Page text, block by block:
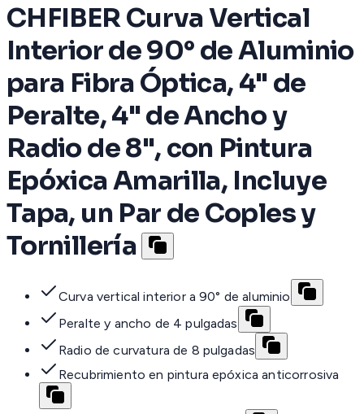
CHFIBER Curva Vertical
Interior de 90° de Aluminio
para Fibra Óptica, 4" de
Peralte, 4" de Ancho y
Radio de 8", con Pintura
Epóxica Amarilla, Incluye
Tapa, un Par de Coples y
Tornillería
Curva vertical interior a 90° de aluminio
Peralte y ancho de 4 pulgadas
Radio de curvatura de 8 pulgadas
Recubrimiento en pintura epóxica anticorrosiva